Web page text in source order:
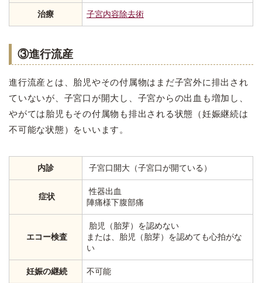
治療 子宮内容除去術
③進行流産
進行流産とは、胎児やその付属物はまだ子宮外に排出され
ていないが、子宮口が開大し、子宮からの出血も増加し、
やがては胎児もその付属物も排出される状態（妊娠継続は
不可能な状態）をいいます。
内診 子宮口開大（子宮口が開ている）
症状
性器出血
陣痛様下腹部痛
エコー検査
胎児（胎芽）を認めない
または、胎児（胎芽）を認めても心拍がな
い
妊娠の継続 不可能